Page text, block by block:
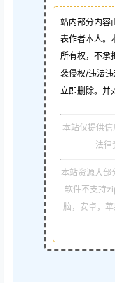
站内部分内容
表作者本人。
所有权，不承
袭侵权/违法
立即删除。并
本站仅提供
法律
本站资源大
软件不支持
脑，安卓，